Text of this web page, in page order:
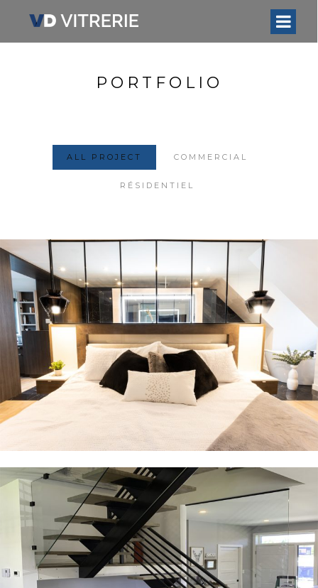
PORTFOLIO
ALL PROJECT COMMERCIAL
RÉSIDENTIEL